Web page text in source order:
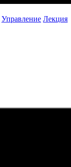
Управление Лекция